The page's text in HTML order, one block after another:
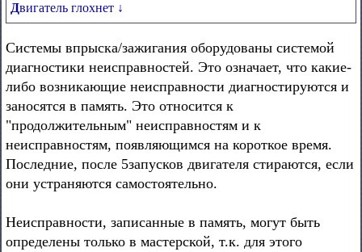
Двигатель глохнет ↓
Системы впрыска/зажигания оборудованы системой
диагностики неисправностей. Это означает, что какие-
либо возникающие неисправности диагностируются и
заносятся в память. Это относится к
"продолжительным" неисправностям и к
неисправностям, появляющимся на короткое время.
Последние, после 5запусков двигателя стираются, если
они устраняются самостоятельно.
Неисправности, записанные в память, могут быть
определены только в мастерской, т.к. для этого